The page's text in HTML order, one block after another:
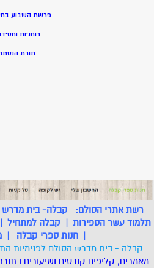
פרשת השבוע
רוחניות
תורת
רשת אתרי הסולם: קבלה- בית מדרש
תלמוד עשר הספירות | קבלה למתחיל
| חנות ספרי קבלה |
קבלה - בית מדרש הסולם לפנימיות
מאמרים, קליפים קורסים ושיעורים